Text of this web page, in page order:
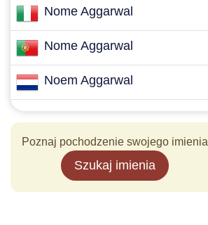
Nome Aggarwal
Nome Aggarwal
Noem Aggarwal
Poznaj pochodzenie swojego imienia
Szukaj imienia